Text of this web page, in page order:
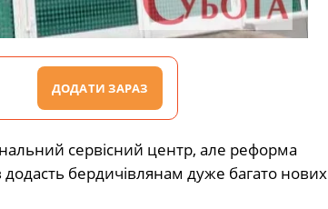
ДОДАТИ ЗАРАЗ
сервісний центр, але реформа
бердичівлянам дуже багато нових